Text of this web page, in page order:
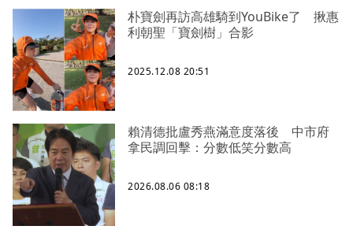
朴寶劍再訪高雄騎到YouBike了 揪惠
利朝聖「寶劍樹」合影
2025.12.08 20:51
賴清德批盧秀燕滿意度落後 中市府
拿民調回擊：分數低笑分數高
2026.08.06 08:18